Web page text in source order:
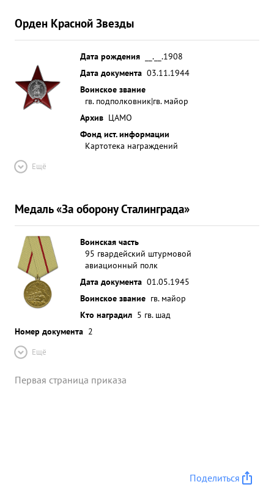
Орден Красной Звезды
Дата рождения
__.__.1908
Дата документа 03.11.1944
Воинское звание
гв. подполковник|гв. майор
Архив ЦАМО
Фонд ист. информации
Картотека награждений
Ещё
Медаль «За оборону Сталинграда»
Воинская часть
95 гвардейский штурмовой
авиационный полк
Дата документа 01.05.1945
Воинское звание гв. майор
Кто наградил 5 гв. шад
Номер документа 2
Ещё
Первая страница приказа
Поделиться